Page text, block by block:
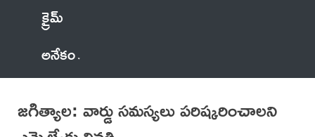
క్రైమ్
అనేకం
జగిత్యాల: వార్డు సమస్యలు పరిష్కరించాలని